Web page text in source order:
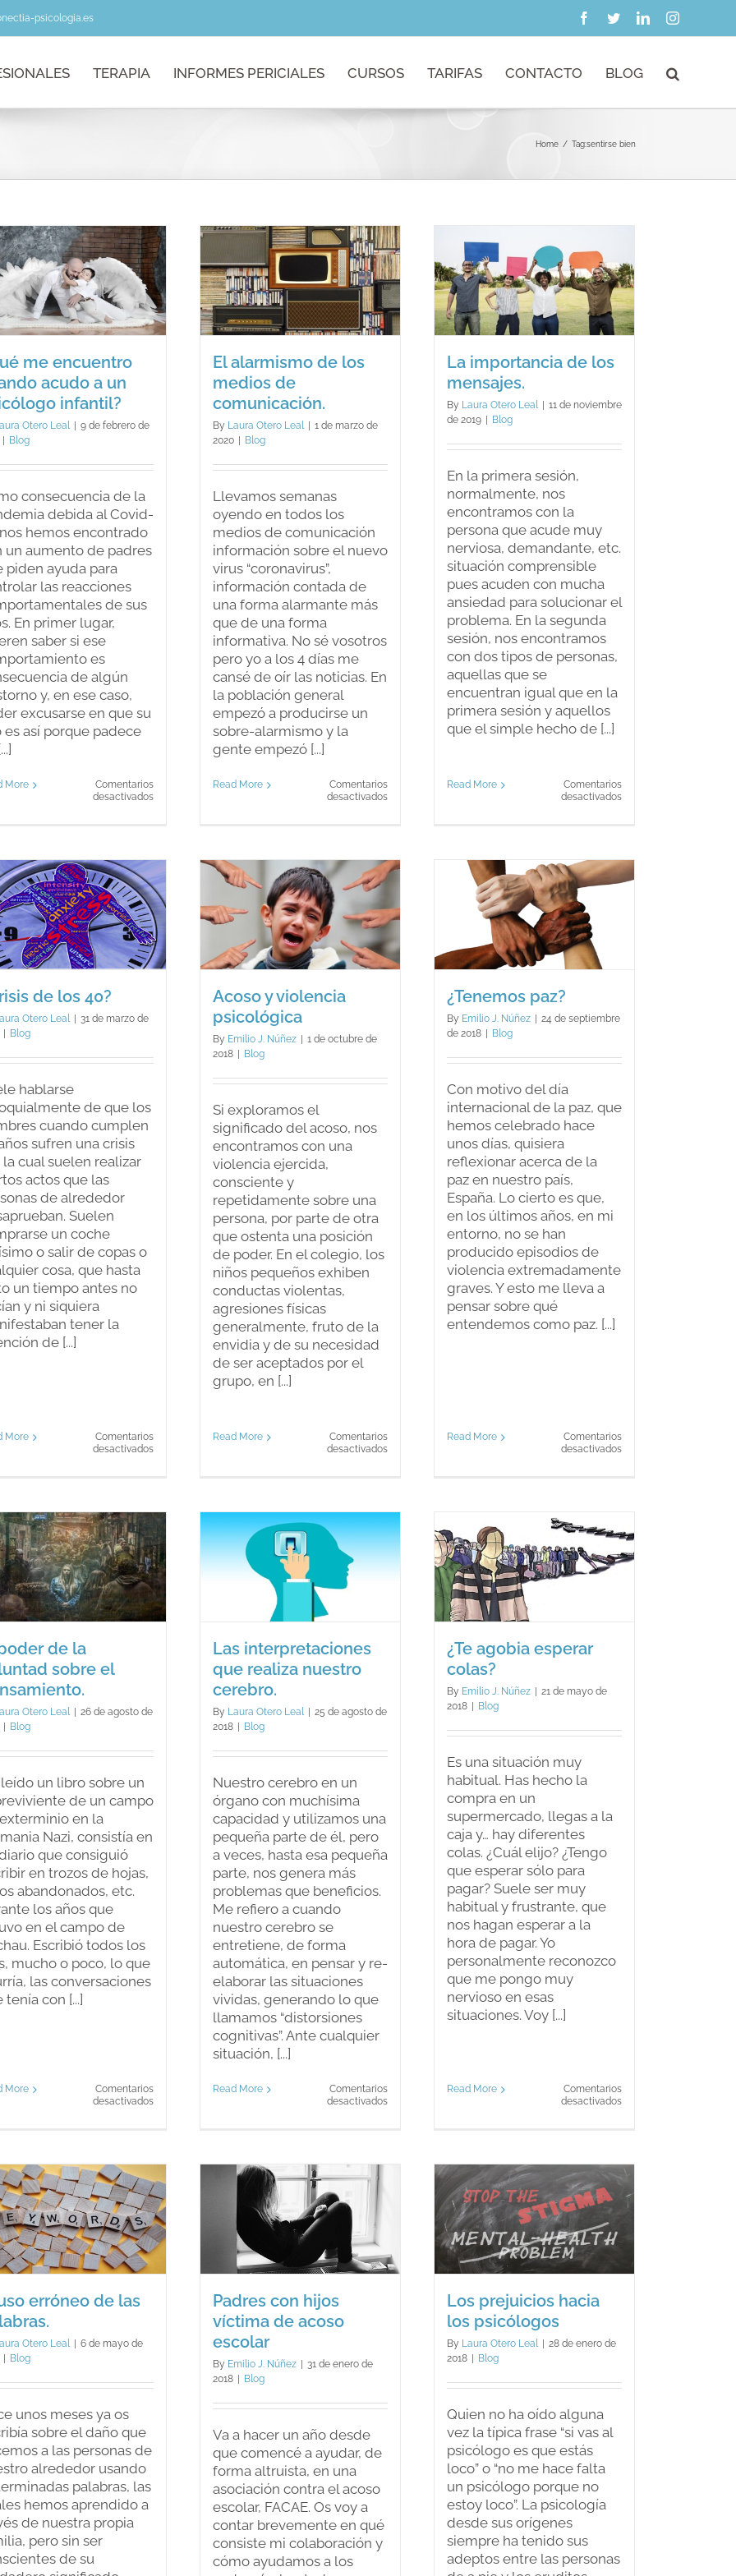
psicologia.es Facebook
TwitterLinkedInInstagram
TERAPIA INFORMES PERICIALES CURSOS TARIFAS CONTACTO BLOG
Home / Tag:sentirse bien
me encuentro
acudo a un
infantil?
Otero Leal
9 de febrero de
Blog
consecuencia de la
debida al Covid-
hemos encontrado
un aumento de padres
piden ayuda para
las reacciones
de sus
En primer lugar,
saber si ese
es
de algún
y, en ese caso,
excusarse en que su
es así porque padece
More
Comentarios
desactivadosen
acudo
un
psicólogo
infantil?
El alarmismo de
los medios de
comunicación.
Blog
El alarmismo de los
medios de
comunicación.
By Laura Otero Leal
1 de marzo de
2020
Blog
Llevamos semanas
oyendo en todos los
medios de comunicación
información sobre el nuevo
virus “coronavirus”,
información contada de
una forma alarmante más
que de una forma
informativa. No sé vosotros
pero yo a los 4 días me
cansé de oír las noticias. En
la población general
empezó a producirse un
sobre-alarmismo y la
gente empezó [...]
Read More
Comentarios
desactivadosen
medios
de
La importancia de
los mensajes.
Blog
La importancia de los
mensajes.
By Laura Otero Leal
11 de noviembre
de 2019
Blog
En la primera sesión,
normalmente, nos
encontramos con la
persona que acude muy
nerviosa, demandante, etc.
situación comprensible
pues acuden con mucha
ansiedad para solucionar el
problema. En la segunda
sesión, nos encontramos
con dos tipos de personas,
aquellas que se
encuentran igual que en la
primera sesión y aquellos
que el simple hecho de [...]
Read More
Comentarios
desactivadosen
mensajes.
de los 40?
Otero Leal
31 de marzo de
Blog
hablarse
de que los
cuando cumplen
sufren una crisis
la cual suelen realizar
actos que las
de alrededor
Suelen
un coche
o salir de copas o
cosa, que hasta
un tiempo antes no
y ni siquiera
tener la
de [...]
More
Comentarios
desactivadosen
Acoso y violencia
psicológica
Blog
Acoso y violencia
psicológica
By Emilio J. Núñez
1 de octubre de
2018
Blog
Si exploramos el
significado del acoso, nos
encontramos con una
violencia ejercida,
consciente y
repetidamente sobre una
persona, por parte de otra
que ostenta una posición
de poder. En el colegio, los
niños pequeños exhiben
conductas violentas,
agresiones físicas
generalmente, fruto de la
envidia y de su necesidad
de ser aceptados por el
grupo, en [...]
Read More
Comentarios
desactivadosen
¿Tenemos paz?
Blog
¿Tenemos paz?
By Emilio J. Núñez
24 de septiembre
de 2018
Blog
Con motivo del día
internacional de la paz, que
hemos celebrado hace
unos días, quisiera
reflexionar acerca de la
paz en nuestro país,
España. Lo cierto es que,
en los últimos años, en mi
entorno, no se han
producido episodios de
violencia extremadamente
graves. Y esto me lleva a
pensar sobre qué
entendemos como paz. [...]
Read More
Comentarios
desactivadosen
de la
sobre el
Otero Leal
26 de agosto de
Blog
un libro sobre un
de un campo
en la
Nazi, consistía en
que consiguió
en trozos de hojas,
abandonados, etc.
los años que
en el campo de
Escribió todos los
mucho o poco, lo que
las conversaciones
tenía con [...]
More
Comentarios
desactivadosen
voluntad
el
pensamiento.
Las
interpretaciones
que realiza nuestro
cerebro.
Las interpretaciones
que realiza nuestro
cerebro.
By Laura Otero Leal
25 de agosto de
2018
Blog
Nuestro cerebro en un
órgano con muchísima
capacidad y utilizamos una
pequeña parte de él, pero
a veces, hasta esa pequeña
parte, nos genera más
problemas que beneficios.
Me refiero a cuando
nuestro cerebro se
entretiene, de forma
automática, en pensar y re-
elaborar las situaciones
vividas, generando lo que
llamamos “distorsiones
cognitivas”. Ante cualquier
situación, [...]
Read More
Comentarios
desactivadosen
¿Te agobia esperar
colas?
Blog
¿Te agobia esperar
colas?
By Emilio J. Núñez
21 de mayo de
2018
Blog
Es una situación muy
habitual. Has hecho la
compra en un
supermercado, llegas a la
caja y… hay diferentes
colas. ¿Cuál elijo? ¿Tengo
que esperar sólo para
pagar? Suele ser muy
habitual y frustrante, que
nos hagan esperar a la
hora de pagar. Yo
personalmente reconozco
que me pongo muy
nervioso en esas
situaciones. Voy [...]
Read More
Comentarios
desactivadosen
erróneo de las
Otero Leal
6 de mayo de
Blog
unos meses ya os
sobre el daño que
a las personas de
alrededor usando
palabras, las
hemos aprendido a
de nuestra propia
pero sin ser
de su
Padres con hijos
víctima de acoso
escolar
Blog
Padres con hijos
víctima de acoso
escolar
By Emilio J. Núñez
31 de enero de
2018
Blog
Va a hacer un año desde
que comencé a ayudar, de
forma altruista, en una
asociación contra el acoso
escolar, FACAE. Os voy a
contar brevemente en qué
consiste mi colaboración y
cómo ayudamos a los
Los prejuicios
hacia los
psicólogos
Blog
Los prejuicios hacia
los psicólogos
By Laura Otero Leal
28 de enero de
2018
Blog
Quien no ha oído alguna
vez la típica frase “si vas al
psicólogo es que estás
loco” o “no me hace falta
un psicólogo porque no
estoy loco”. La psicología
desde sus orígenes
siempre ha tenido sus
adeptos entre las personas